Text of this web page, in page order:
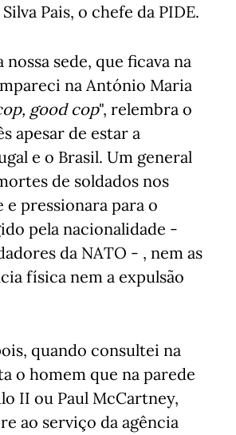
Pais, o chefe da PIDE.
sede, que ficava na
na António Maria
good cop", relembra o
apesar de estar a
e o Brasil. Um general
de soldados nos
pressionara para o
pela nacionalidade -
da NATO - , nem as
física nem a expulsão
quando consultei na
o homem que na parede
II ou Paul McCartney,
ao serviço da agência